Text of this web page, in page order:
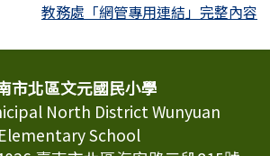
教務處「網管專用連結」完整內容
市北區文元國民小學
North District Wunyuan
Elementary School